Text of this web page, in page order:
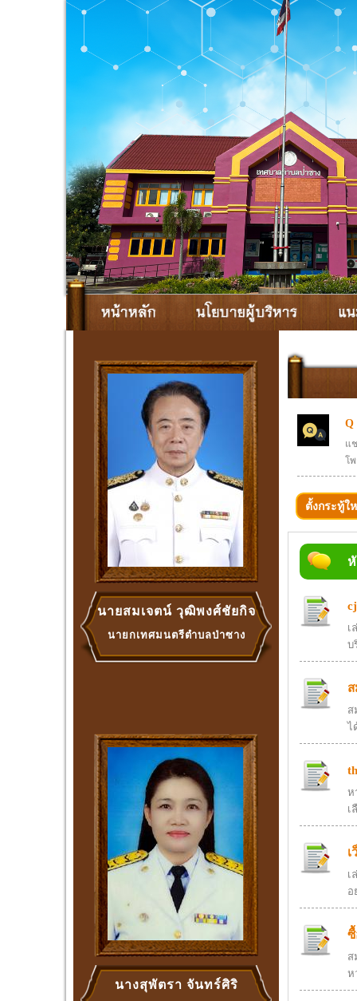
นายสมเจตน์ วุฒิพงศ์ชัยกิจ
นายกเทศมนตรีตำบลป่าซาง
นางสุพัตรา จันทร์ศิริ
Q
แ
โ
ตั้งกระทู้ใ
เ
บ
ส
ไ
ห
เ
เ
อ
ซื้
ส
ห